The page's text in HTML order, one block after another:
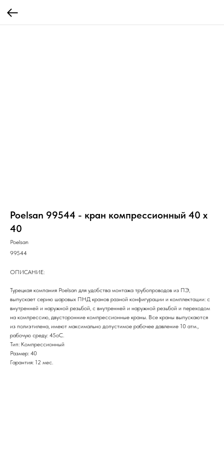
Poelsan 99544 - кран компрессионный 40 х
40
Poelsan
99544
ОПИСАНИЕ:
Турецкая компания Poelsan для удобства монтажа трубопроводов из ПЭ,
выпускает серию шаровых ПНД кранов разной конфигурации и комплектации: с
внутренней и наружной резьбой, с внутренней и наружной резьбой и переходом
на компрессию, двусторонние компрессионные краны. Все краны выпускаются
из полиэтилена, имеют максимально допустимое рабочее давление 10 атм.,
рабочую среду: 45оС.
Тип: Компрессионный
Размер: 40
Гарантия: 12 мес.